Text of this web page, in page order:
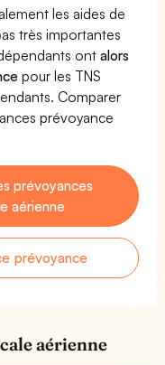
les aides de
très importantes
ontalors
pour les TNS
Comparer
prévoyance
prévoyances
aérienne
prévoyance
aérienne